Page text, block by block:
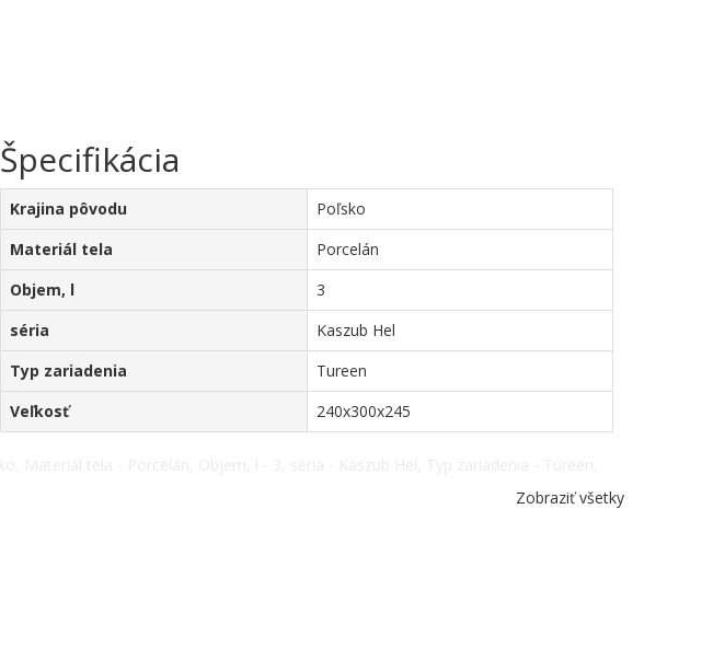
Špecifikácia
Krajina pôvodu
Poľsko
Materiál tela
Porcelán
Objem, l
3
séria
Kaszub Hel
Typ zariadenia
Tureen
Veľkosť
240x300x245
Zobraziť všetky